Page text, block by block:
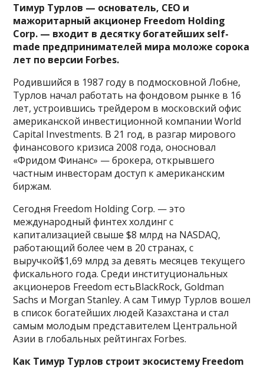
Тимур Турлов — основатель, CEO и
мажоритарный акционер Freedom Holding
Corp. — входит в десятку богатейших self-
made предпринимателей мира моложе сорока
лет по версии Forbes.
Родившийся в 1987 году в подмосковной Лобне,
Турлов начал работать на фондовом рынке в 16
лет, устроившись трейдером в московский офис
американской инвестиционной компании World
Capital Investments. В 21 год, в разгар мирового
финансового кризиса 2008 года, оносновал
«Фридом Финанс» — брокера, открывшего
частным инвесторам доступ к американским
биржам.
Сегодня Freedom Holding Corp. — это
международный финтех холдинг с
капитализацией свыше $8 млрд на NASDAQ,
работающий более чем в 20 странах, с
выручкой$1,69 млрд за девять месяцев текущего
фискального года. Среди институциональных
акционеров Freedom естьBlackRock, Goldman
Sachs и Morgan Stanley. А сам Тимур Турлов вошел
в список богатейших людей Казахстана и стал
самым молодым представителем Центральной
Азии в глобальных рейтингах Forbes.
Как Тимур Турлов строит экосистему Freedom